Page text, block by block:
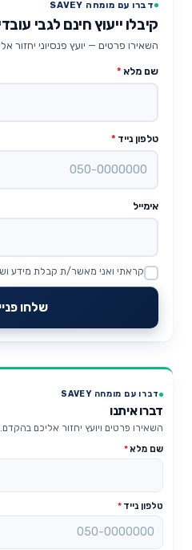
דברו עם מומחה SAVEY
קיבלו ייעוץ חינם לגבי
השאירו פרטים — יועץ פנסיוני יחזור אליכם
שם מלא *
טלפון נייד *
אימייל
Website
קראתי ואני מאשר/ת קבלת מידע
שלחו
דברו עם מומחה SAVEY
דברו איתנו
השאירו פרטים ויועץ יחזור אליכם בהקדם.
שם מלא*
טלפון נייד *